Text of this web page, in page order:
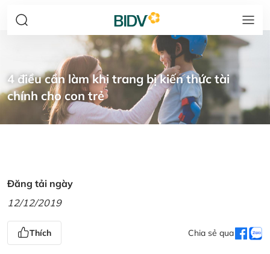
4 điều cần làm khi trang bị kiến thức tài
chính cho con trẻ
Đăng tải ngày
12/12/2019
Thích Chia sẻ qua